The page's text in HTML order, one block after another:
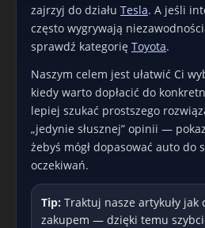
zajrzyj do działu Tesla. A jeśli
często wygrywają
sprawdź kategorię Toyota.
Naszym celem jest ułatwić Ci
kiedy warto dopłacić do
lepiej szukać prostszego
„jedynie słusznej” opinii —
żebyś mógł dopasować auto do
oczekiwań.
Tip: Traktuj nasze artykuły jak
zakupem — dzięki temu